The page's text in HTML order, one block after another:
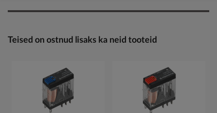
Teised on ostnud lisaks ka neid tooteid